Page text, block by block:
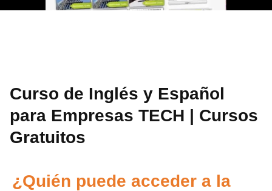
Curso de Inglés y Español
para Empresas TECH | Cursos
Gratuitos
¿Quién puede acceder a la